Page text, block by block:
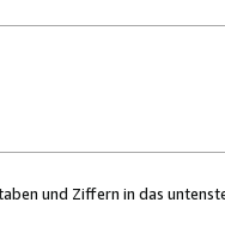
und Ziffern in das